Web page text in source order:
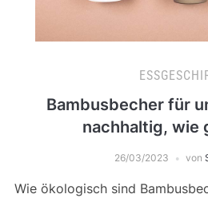
Bambusbecher für
nachhaltig, wie
26/03/2023 von
Wie ökologisch sind